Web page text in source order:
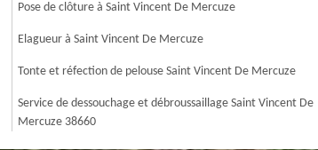
Pose de clôture à Saint Vincent De Mercuze
Elagueur à Saint Vincent De Mercuze
Tonte et réfection de pelouse Saint Vincent De Mercuze
Service de dessouchage et débroussaillage Saint Vincent De
Mercuze 38660